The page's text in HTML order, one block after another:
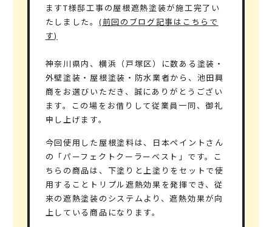
ますT様邸工事の屋根遮熱塗装が施工完了い
たしました。 (前回のブログ記事はこちらで
す)
神奈川県内、横浜（戸塚区）に数ある塗装・
外壁塗装・屋根塗装・防水業者から、池田興
商をお選びいただき、誠にありがとうござい
ます。この場をお借りして従業員一同、御礼
申し上げます。
今回使用した屋根塗料は、
日本ペイントさん
の「パーフェクトクーラーベスト」 です。こ
ちらの商品は、 下塗りと上塗りをセットで使
用することトリプル遮熱効果を発揮でき、従
来の遮熱塗装のシステムより、遮熱効果が向
上している商品になります。